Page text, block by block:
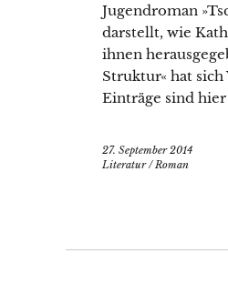
Jugendroman
darstellt, wie
ihnen
Struktur« hat
Einträge sind
27. September 2014
Literatur/ Roman